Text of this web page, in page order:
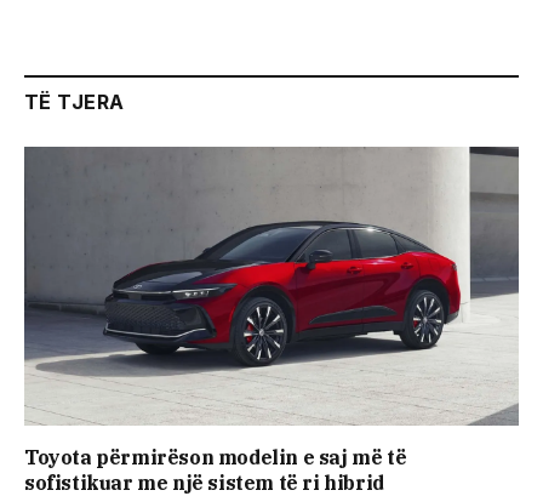
TË TJERA
Toyota përmirëson modelin e saj më të
sofistikuar me një sistem të ri hibrid